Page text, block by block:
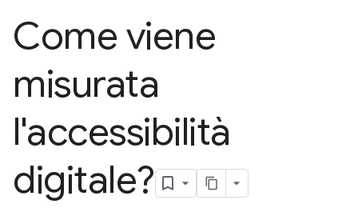
Come viene
misurata
l'accessibilità
digitale?